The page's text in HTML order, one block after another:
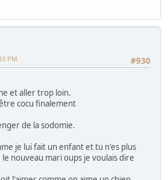
#930
PM
et aller trop loin.
cocu finalement
de la sodomie.
je lui fait un enfant et tu n'es plus
nouveau mari oups je voulais dire